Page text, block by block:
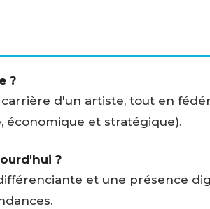
?
d'un artiste, tout en
et stratégique).
?
et une présence